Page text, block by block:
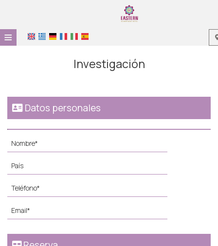
≡
HOME
ALOJAMIENTO
INVESTIGACIÓN
CONTACTO
Investigación
Datos personales